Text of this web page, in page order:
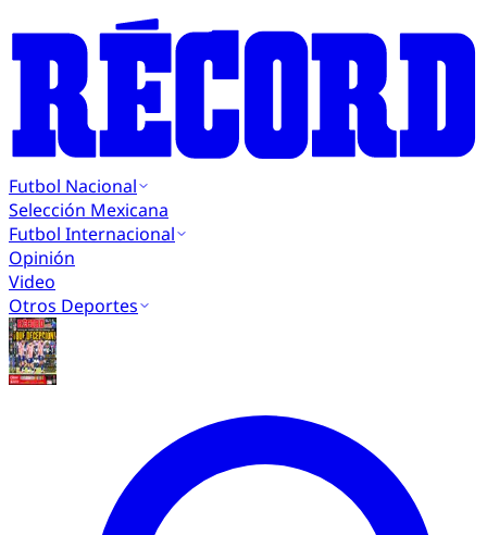
Futbol Nacional
Selección Mexicana
Futbol Internacional
Opinión
Video
Otros Deportes